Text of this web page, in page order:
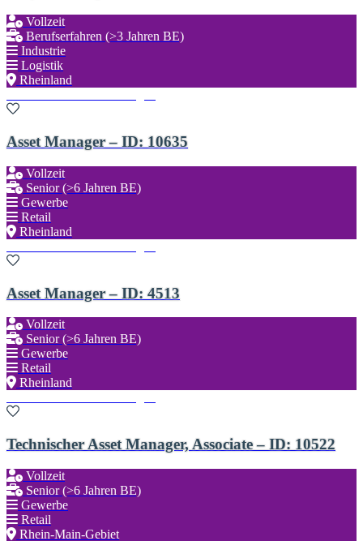
Vollzeit
Berufserfahren (>3 Jahren BE)
Industrie
Logistik
Rheinland
Asset Manager – ID: 10635
Vollzeit
Senior (>6 Jahren BE)
Gewerbe
Retail
Rheinland
Asset Manager – ID: 4513
Vollzeit
Senior (>6 Jahren BE)
Gewerbe
Retail
Rheinland
Technischer Asset Manager, Associate – ID: 10522
Vollzeit
Senior (>6 Jahren BE)
Gewerbe
Retail
Rhein-Main-Gebiet